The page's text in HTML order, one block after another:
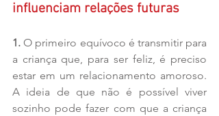
influenciam relações futuras
1. O primeiro equívoco é transmitir para
a criança que, para ser feliz, é preciso
estar em um relacionamento amoroso.
A ideia de que não é possível viver
sozinho pode fazer com que a criança